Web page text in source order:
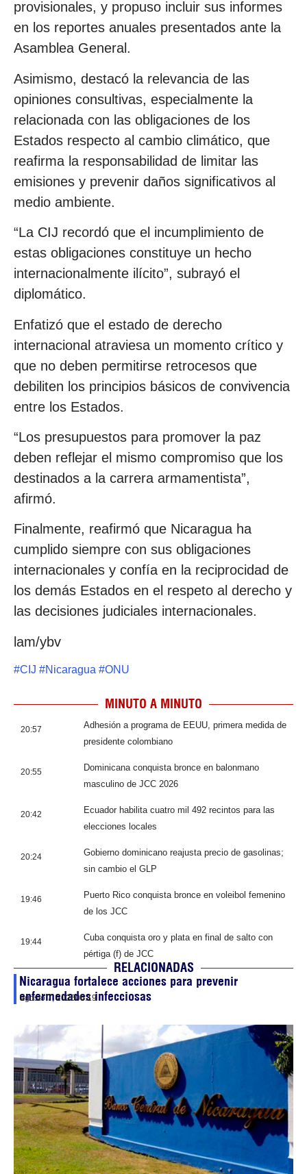
provisionales, y propuso incluir sus informes
en los reportes anuales presentados ante la
Asamblea General.
Asimismo, destacó la relevancia de las
opiniones consultivas, especialmente la
relacionada con las obligaciones de los
Estados respecto al cambio climático, que
reafirma la responsabilidad de limitar las
emisiones y prevenir daños significativos al
medio ambiente.
“La CIJ recordó que el incumplimiento de
estas obligaciones constituye un hecho
internacionalmente ilícito”, subrayó el
diplomático.
Enfatizó que el estado de derecho
internacional atraviesa un momento crítico y
que no deben permitirse retrocesos que
debiliten los principios básicos de convivencia
entre los Estados.
“Los presupuestos para promover la paz
deben reflejar el mismo compromiso que los
destinados a la carrera armamentista”,
afirmó.
Finalmente, reafirmó que Nicaragua ha
cumplido siempre con sus obligaciones
internacionales y confía en la reciprocidad de
los demás Estados en el respeto al derecho y
las decisiones judiciales internacionales.
lam/ybv
#CIJ #Nicaragua #ONU
MINUTO A MINUTO
20:57
Adhesión a programa de EEUU, primera medida de
presidente colombiano
20:55
Dominicana conquista bronce en balonmano
masculino de JCC 2026
20:42
Ecuador habilita cuatro mil 492 recintos para las
elecciones locales
20:24
Gobierno dominicano reajusta precio de gasolinas;
sin cambio el GLP
19:46
Puerto Rico conquista bronce en voleibol femenino
de los JCC
19:44
Cuba conquista oro y plata en final de salto con
pértiga (f) de JCC
RELACIONADAS
Nicaragua fortalece acciones para prevenir
enfermedades infecciosas
agosto 7, 202606:19